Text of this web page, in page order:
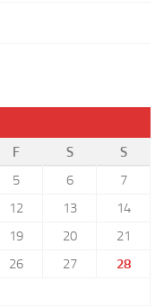
F S
S
5 6
7
12 13
14
19 20
21
26 27
28